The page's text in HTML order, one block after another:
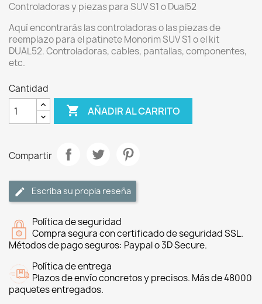
Controladoras y piezas para SUV S1 o Dual52
Aquí encontrarás las controladoras o las piezas de
reemplazo para el patinete Monorim SUV S1 o el kit
DUAL52. Controladoras, cables, pantallas, componentes,
etc.
Cantidad
 AÑADIR AL CARRITO
Compartir
Escriba su propia reseña
Política de seguridad
Compra segura con certificado de seguridad SSL.
Métodos de pago seguros: Paypal o 3D Secure.
Política de entrega
Plazos de envío concretos y precisos. Más de 48000
paquetes entregados.